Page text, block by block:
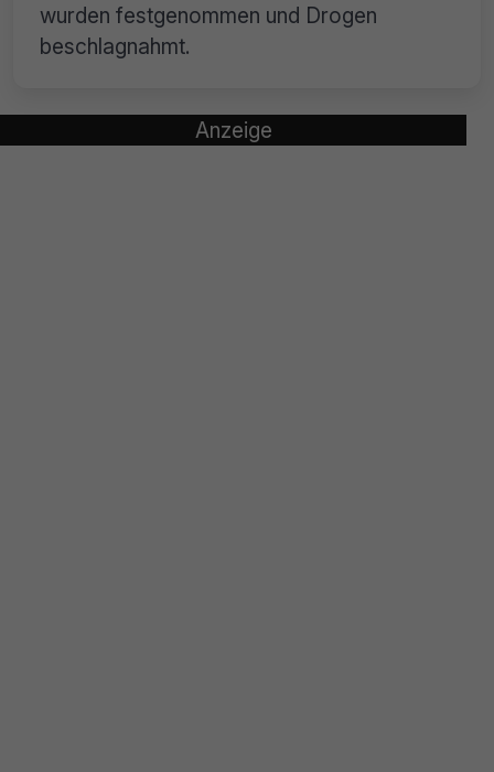
wurden festgenommen und Drogen
beschlagnahmt.